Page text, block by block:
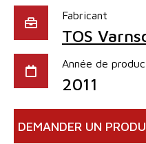
Fabricant
TOS
Année de
2011
DEMANDER UN